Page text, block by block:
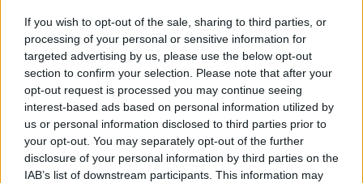
If you wish to opt-out of the sale, sharing to third parties, or
processing of your personal or sensitive information for
targeted advertising by us, please use the below opt-out
section to confirm your selection. Please note that after your
opt-out request is processed you may continue seeing
interest-based ads based on personal information utilized by
us or personal information disclosed to third parties prior to
your opt-out. You may separately opt-out of the further
disclosure of your personal information by third parties on the
IAB’s list of downstream participants. This information may
Bárkinek, aki a zsidókat biztonságban kívánja
tudni és harcol az antiszemitizmus ellen,
először meg kell győződnie arról, hogy az
antiszemita támadók busásan megfizetnek az
erőszakoskodásukért.